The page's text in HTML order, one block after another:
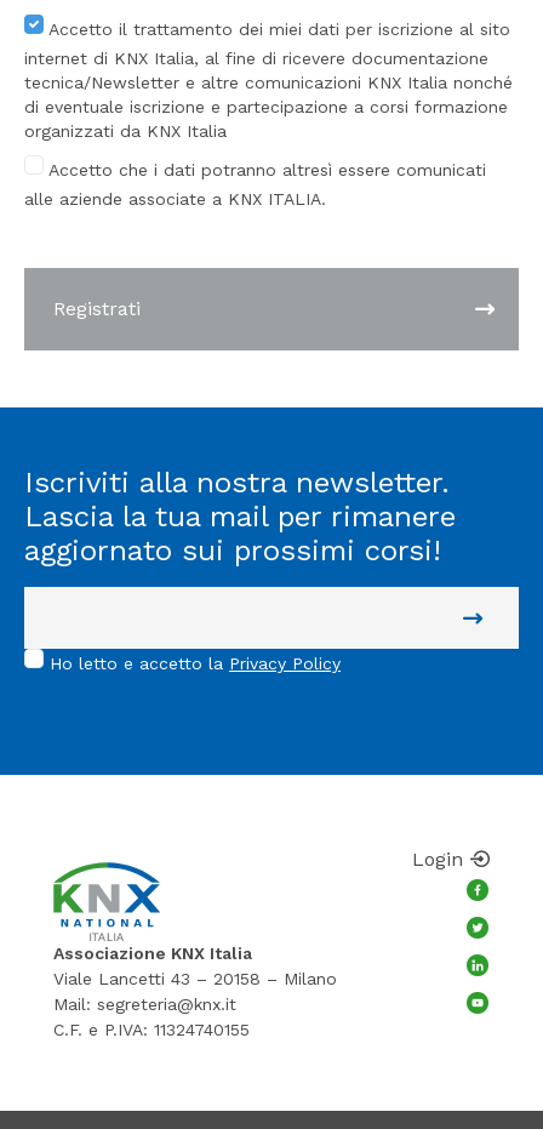
Accetto il trattamento dei miei dati per iscrizione al sito
internet di KNX Italia, al fine di ricevere documentazione
tecnica/Newsletter e altre comunicazioni KNX Italia nonché
di eventuale iscrizione e partecipazione a corsi formazione
organizzati da KNX Italia
Accetto che i dati potranno altresì essere comunicati
alle aziende associate a KNX ITALIA.
Registrati
Iscriviti alla nostra newsletter.
Lascia la tua mail per rimanere
aggiornato sui prossimi corsi!
Ho letto e accetto la Privacy Policy
Associazione KNX Italia
Viale Lancetti 43 – 20158 – Milano
Mail: segreteria@knx.it
C.F. e P.IVA: 11324740155
Login